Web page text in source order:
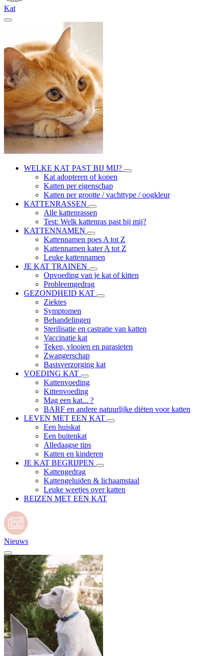
Kat
WELKE KAT PAST BIJ MIJ?
Kat adopteren of kopen
Katten per eigenschap
Katten per grootte / vachttype / oogkleur
KATTENRASSEN
Alle kattenrassen
Test: Welk kattenras past bij mij?
KATTENNAMEN
Kattennamen poes A tot Z
Kattennamen kater A tot Z
Leuke kattennamen
JE KAT TRAINEN
Opvoeding van je kat of kitten
Probleemgedrag
GEZONDHEID KAT
Ziektes
Symptomen
Behandelingen
Sterilisatie en castratie van katten
Vaccinatie kat
Teken, vlooien en parasieten
Zwangerschap
Basisverzorging kat
VOEDING KAT
Kattenvoeding
Kittenvoeding
Mag een kat... ?
BARF en andere natuurlijke diëten voor katten
LEVEN MET EEN KAT
Een huiskat
Een buitenkat
Alledaagse tips
Katten en kinderen
JE KAT BEGRIJPEN
Kattengedrag
Kattengeluiden & lichaamstaal
Leuke weetjes over katten
REIZEN MET EEN KAT
Nieuws